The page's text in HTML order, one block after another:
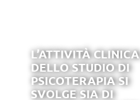
L’ATTIVITÀ CLINICA
DELLO STUDIO DI
PSICOTERAPIA SI
SVOLGE SIA DI